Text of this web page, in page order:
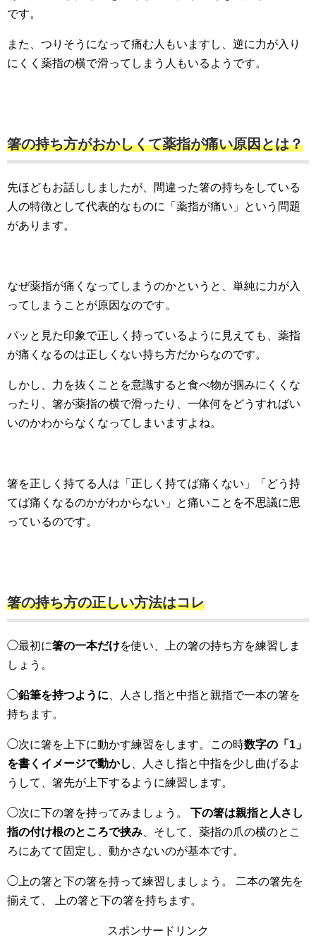
です。
また、つりそうになって痛む人もいますし、逆に力が入り
にくく薬指の横で滑ってしまう人もいるようです。
箸の持ち方がおかしくて薬指が痛い原因とは？
先ほどもお話ししましたが、間違った箸の持ちをしている
人の特徴として代表的なものに「薬指が痛い」という問題
があります。
なぜ薬指が痛くなってしまうのかというと、単純に力が入
ってしまうことが原因なのです。
パッと見た印象で正しく持っているように見えても、薬指
が痛くなるのは正しくない持ち方だからなのです。
しかし、力を抜くことを意識すると食べ物が掴みにくくな
ったり、箸が薬指の横で滑ったり、一体何をどうすればい
いのかわからなくなってしまいますよね。
箸を正しく持てる人は「正しく持てば痛くない」「どう持
てば痛くなるのかがわからない」と痛いことを不思議に思
っているのです。
箸の持ち方の正しい方法はコレ
◯最初に箸の一本だけを使い、上の箸の持ち方を練習しま
しょう。
◯鉛筆を持つように 、人さし指と中指と親指で一本の箸を
持ちます。
◯次に箸を上下に動かす練習をします。この時数字の「1」
を書くイメージで動かし
、人さし指と中指を少し曲げるよ
うして、箸先が上下するように練習します。
◯次に下の箸を持ってみましょう。 下の箸は親指と人さし
指の付け根のところで挟み 、そして、薬指の爪の横のとこ
ろにあてて固定し、動かさないのが基本です。
◯上の箸と下の箸を持って練習しましょう。 二本の箸先を
揃えて、 上の箸と下の箸を持ちます。
スポンサードリンク